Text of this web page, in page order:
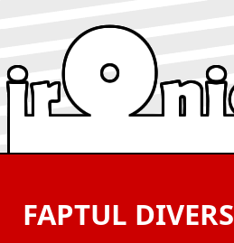
FAPTUL DIVERS